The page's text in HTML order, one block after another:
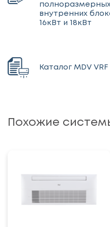
полноразмерных
внутренних
16кВт и 18кВт
Каталог MDV VRF
Похожие